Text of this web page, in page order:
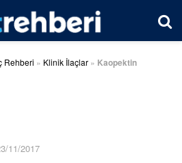
Rehberi » Klinik İlaçlar » Kaopektin
11/2017